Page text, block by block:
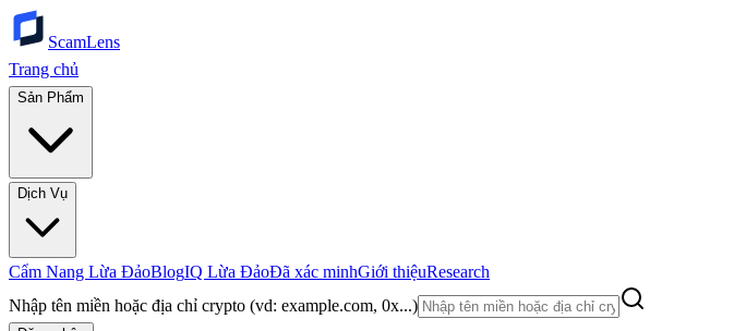
ScamLens
Trang chủ
Sản Phẩm
Dịch Vụ
Cẩm Nang Lừa ĐảoBlogIQ Lừa ĐảoĐã xác minhGiới thiệuResearch
Nhập tên miền hoặc địa chỉ crypto (vd: example.com, 0x...)